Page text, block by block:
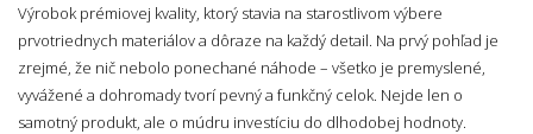
Výrobok prémiovej kvality, ktorý stavia na starostlivom výbere
prvotriednych materiálov a dôraze na každý detail. Na prvý pohľad je
zrejmé, že nič nebolo ponechané náhode – všetko je premyslené,
vyvážené a dohromady tvorí pevný a funkčný celok. Nejde len o
samotný produkt, ale o múdru investíciu do dlhodobej hodnoty.